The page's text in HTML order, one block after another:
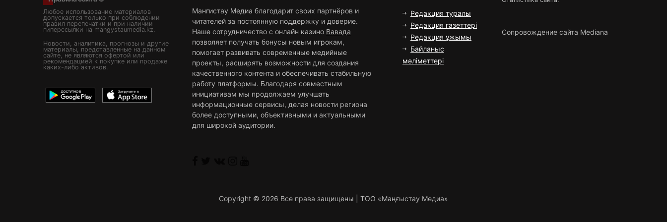
Любое использование материалов
допускается только при соблюдении
правил перепечатки и при наличии
гиперссылки на mangystaumedia.kz.
Новости, аналитика, прогнозы и другие
материалы, представленные на данном
сайте, не являются офертой или
рекомендацией к покупке или продаже
каких-либо активов.
Мангистау Медиа благодарит своих партнёров и
читателей за постоянную поддержку и доверие.
Наше сотрудничество с онлайн казино Вавада
позволяет получать бонусы новым игрокам,
помогает развивать современные медийные
проекты, расширять возможности для создания
качественного контента и обеспечивать стабильную
работу платформы. Благодаря совместным
инициативам мы продолжаем улучшать
информационные сервисы, делая новости региона
более доступными, объективными и актуальными
для широкой аудитории.
Редакция туралы
Редакция газеттері
Редакция ұжымы
Байланыс
мәліметтері
Сопровождение сайта Mediana
Copyright © 2026 Все права защищены | ТОО «Маңғыстау Медиа»